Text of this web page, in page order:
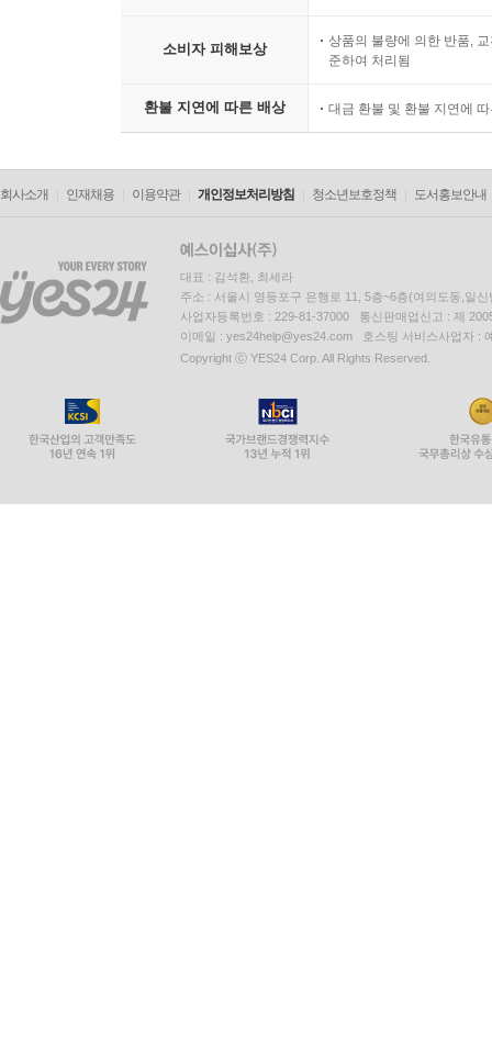
소비자 피해보상
상품의 불량에 의한 반품,
준하여 처리됨
환불 지연에 따른 배상 대금 환불 및 환불 지연에
회사소개 인재채용 이용약관 개인정보처리방침 청소년보호정책 도서홍보안내
대표 : 김석환, 최세라
주소 : 서울시 영등포구 은행로 11, 5층~6층(여의도동,일신
사업자등록번호 : 229-81-37000 통신판매업신고 : 제
이메일 : yes24help@yes24.com 호스팅 서비스사업자 :
Copyright ⓒ YES24 Corp. All Rights Reserved.